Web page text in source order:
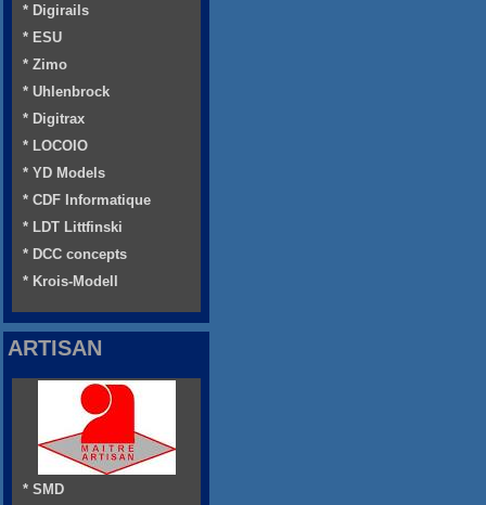
* Digirails
* ESU
* Zimo
* Uhlenbrock
* Digitrax
* LOCOIO
* YD Models
* CDF Informatique
* LDT Littfinski
* DCC concepts
* Krois-Modell
ARTISAN
* SMD